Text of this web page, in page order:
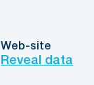
Web-site
Reveal data